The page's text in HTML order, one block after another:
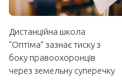
Дистанційна школа
“Оптіма” зазнає тиску з
боку правоохоронців
через земельну суперечку